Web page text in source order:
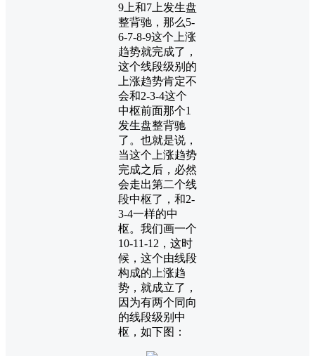
9上和7上发生盘
整背驰，那么5-
6-7-8-9这个上涨
趋势就完成了，
这个线段级别的
上涨趋势肯定不
会和2-3-4这个
中枢前面那个1
发生盘整背驰
了。也就是说，
当这个上涨趋势
完成之后，必然
会走出第二个线
段中枢了，和2-
3-4一样的中
枢。我们画一个
10-11-12，这时
候，这个由线段
构成的上涨趋
势，就成立了，
因为有两个同向
的线段级别中
枢，如下图：